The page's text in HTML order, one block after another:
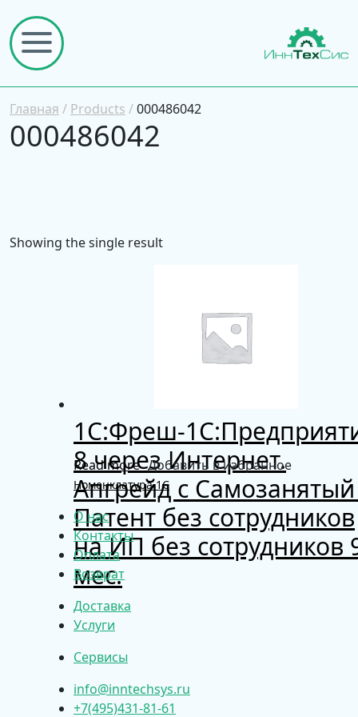
Главная / Products /000486042
000486042
Showing the single result
1C:Фреш-
8 через Интернет.
Апгрейд с
Патент без сотрудников
на ИП без сотрудников
мес.
Read more Добавить в избранное
Номенклатура 1С
О нас
Контакты
Оплата
Возврат
Доставка
Услуги
Сервисы
info@inntechsys.ru
+7(495)431-81-61